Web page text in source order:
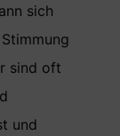
sich
sind oft
und